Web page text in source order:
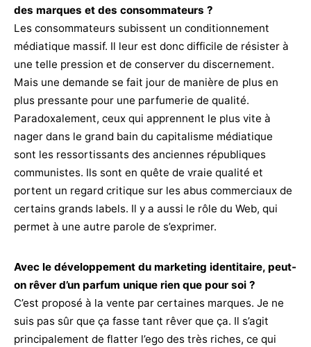
des marques et des consommateurs ?
Les consommateurs subissent un conditionnement
médiatique massif. Il leur est donc difficile de résister à
une telle pression et de conserver du discernement.
Mais une demande se fait jour de manière de plus en
plus pressante pour une parfumerie de qualité.
Paradoxalement, ceux qui apprennent le plus vite à
nager dans le grand bain du capitalisme médiatique
sont les ressortissants des anciennes républiques
communistes. Ils sont en quête de vraie qualité et
portent un regard critique sur les abus commerciaux de
certains grands labels. Il y a aussi le rôle du Web, qui
permet à une autre parole de s’exprimer.
Avec le développement du marketing identitaire, peut-
on rêver d’un parfum unique rien que pour soi ?
C’est proposé à la vente par certaines marques. Je ne
suis pas sûr que ça fasse tant rêver que ça. Il s’agit
principalement de flatter l’ego des très riches, ce qui